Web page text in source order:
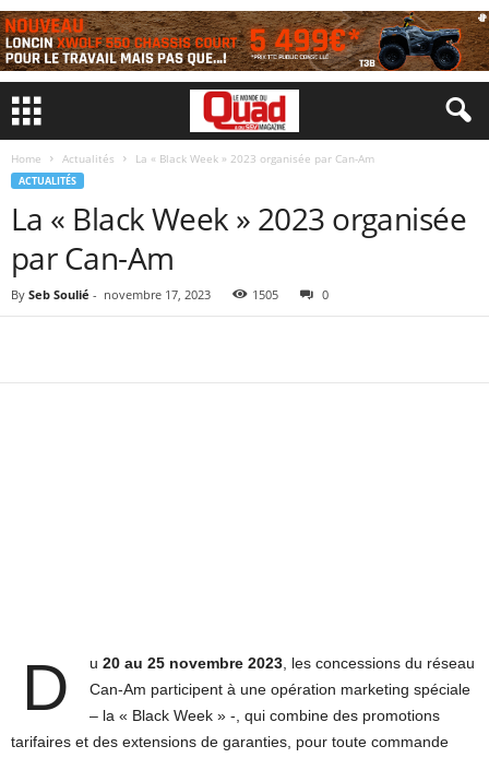
Home Actualités La « Black Week » 2023 organisée par Can-Am
ACTUALITÉS
La « Black Week » 2023 organisée
par Can-Am
By Seb Soulié - novembre 17, 2023 1505 0
D u 20 au 25 novembre 2023, les concessions du réseau
Can-Am participent à une opération marketing spéciale
– la « Black Week » -, qui combine des promotions
tarifaires et des extensions de garanties, pour toute commande